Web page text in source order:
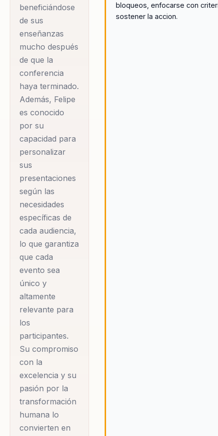
desempeño y
bienestar sin
precedentes. Felipe
es un autor
bestseller
internacional en
Amazon, y su
presencia escénica
combinada con un
lenguaje claro y
transformador, lo
convierte en una
elección ideal para
cualquier evento
corporativo.
A lo largo de su
carrera, Felipe ha
desarrollado un
estilo único que
inspiración con la
acción práctica. Sus
conferencias son
conocidas por su
capacidad para
motivar e inspirar a
las audiencias, al
tiempo que les
proporcionan
beneficiándose
de sus
enseñanzas
mucho después
de que la
conferencia
haya terminado.
Además, Felipe
es conocido
por su
capacidad para
personalizar
sus
presentaciones
según las
necesidades
específicas de
cada audiencia,
lo que garantiza
que cada
evento sea
único y
altamente
relevante para
los
participantes.
Su compromiso
con la
excelencia y su
pasión por la
transformación
humana lo
convierten en
bloqueos, enfocarse con
sostener la accion.